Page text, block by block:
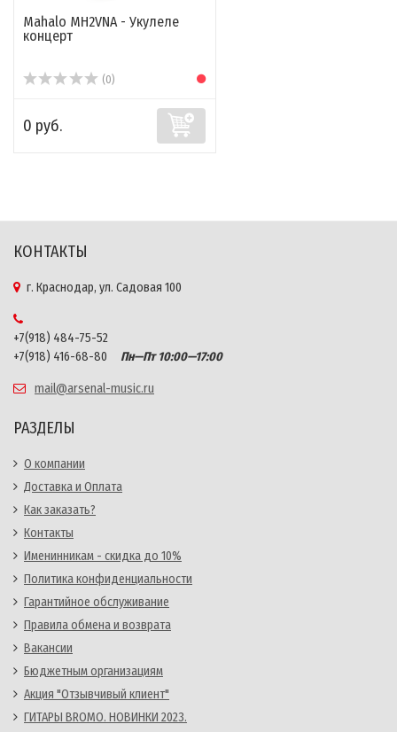
Mahalo MH2VNA - Укулеле
концерт
(0)
0 руб.
КОНТАКТЫ
г. Краснодар, ул. Садовая 100
+7(918) 484-75-52
+7(918) 416-68-80
Пн—Пт 10:00—17:00
mail@arsenal-music.ru
РАЗДЕЛЫ
О компании
Доставка и Оплата
Как заказать?
Контакты
Именинникам - скидка до 10%
Политика конфиденциальности
Гарантийное обслуживание
Правила обмена и возврата
Вакансии
Бюджетным организациям
Акция "Отзывчивый клиент"
ГИТАРЫ BROMO. НОВИНКИ 2023.